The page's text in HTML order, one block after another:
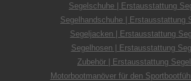
Segelschuhe | Erstausstattung
Segelhandschuhe | Erstausstattung
Segeljacken | Erstausstattung
Segelhosen | Erstausstattung
Zubehör | Erstausstattung
Motorbootmanöver für den